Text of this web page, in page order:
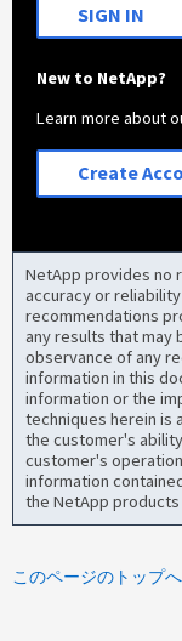
SIGN IN
New to NetApp?
Learn more about
Create
NetApp provides no
accuracy or
recommendations
any results that may
observance of any
information in this
information or the
techniques herein is
the customer's
customer's
information
the NetApp
このページのトップへ